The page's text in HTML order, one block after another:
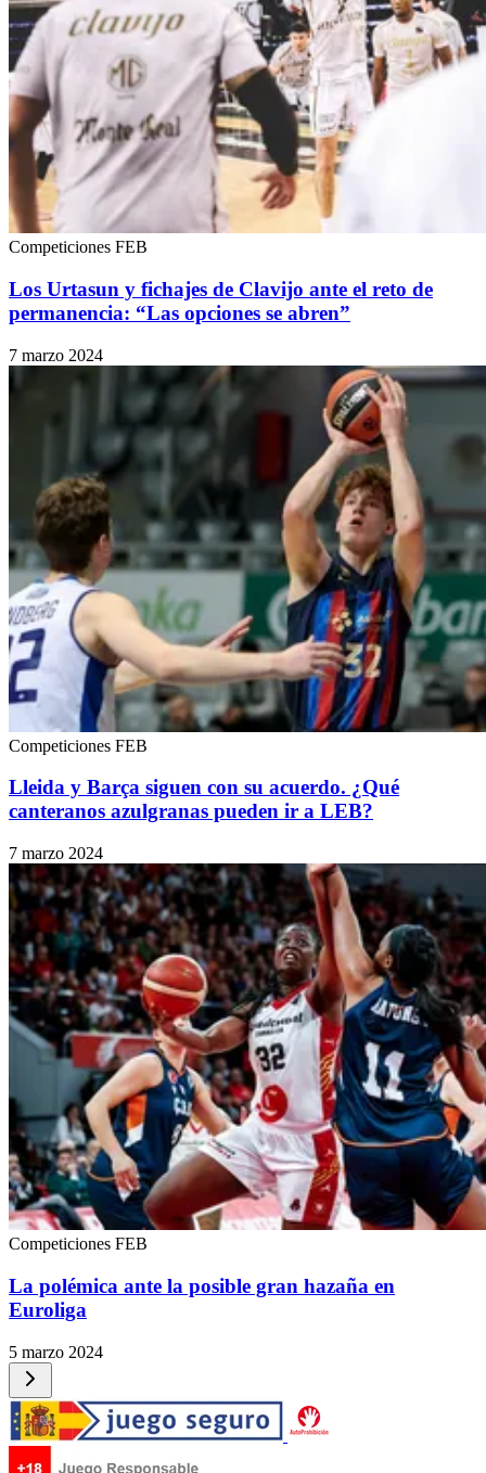
Competiciones FEB
Los Urtasun y fichajes de Clavijo ante el reto de
permanencia: “Las opciones se abren”
7 marzo 2024
Competiciones FEB
Lleida y Barça siguen con su acuerdo. ¿Qué
canteranos azulgranas pueden ir a LEB?
7 marzo 2024
Competiciones FEB
La polémica ante la posible gran hazaña en
Euroliga
5 marzo 2024